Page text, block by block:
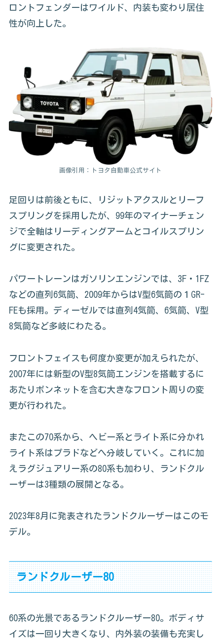
ロントフェンダーはワイルド、内装も変わり居住
性が向上した。
画像引用：トヨタ自動車公式サイト
足回りは前後ともに、リジットアクスルとリーフ
スプリングを採用したが、99年のマイナーチェン
ジで全軸はリーディングアームとコイルスプリン
グに変更された。
パワートレーンはガソリンエンジンでは、3F・1FZ
などの直列6気筒、2009年からはV型6気筒の１GR-
FEも採用。ディーゼルでは直列4気筒、6気筒、V型
8気筒など多岐にわたる。
フロントフェイスも何度か変更が加えられたが、
2007年には新型のV型8気筒エンジンを搭載するに
あたりボンネットを含む大きなフロント周りの変
更が行われた。
またこの70系から、ヘビー系とライト系に分かれ
ライト系はプラドなどへ分岐していく。これに加
えラグジュアリー系の80系も加わり、ランドクル
ーザーは3種類の展開となる。
2023年8月に発表されたランドクルーザーはこのモ
デル。
ランドクルーザー80
60系の光景であるランドクルーザー80。ボディサ
イズは一回り大きくなり、内外装の装備も充実し